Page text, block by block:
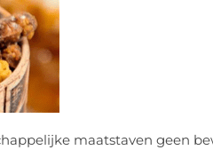
maatstaven geen